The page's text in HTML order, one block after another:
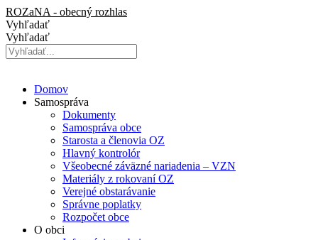
Preskočiť
na
obsah
ROZaNA - obecný rozhlas
Vyhľadať
Vyhľadať
Domov
Samospráva
Dokumenty
Samospráva obce
Starosta a členovia OZ
Hlavný kontrolór
Všeobecné záväzné nariadenia – VZN
Materiály z rokovaní OZ
Verejné obstarávanie
Správne poplatky
Rozpočet obce
O obci